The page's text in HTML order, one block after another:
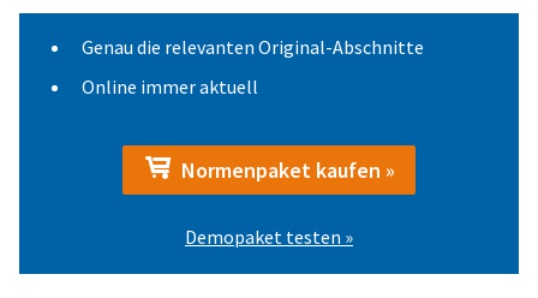
Genau die relevanten Original-Abschnitte
Online immer aktuell
Normenpaket kaufen »
Demopaket testen »